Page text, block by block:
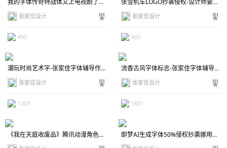
我的字体传奇特战体又上电视剧了《危险关系》剧名
张家佳设计
490
张雪机车LOGO抄袭侵权-设计师要知道3个重要的知识
张家佳设计
603
潮玩时尚艺术字-张家佳字体辅导作业笔记
张家佳设计
1303
流香古风字体标志-张家佳字体辅导作业笔记
张家佳设计
1601
《我在天庭收废品》腾讯动漫角色名字的是我的字体传奇特战体 即梦AI生成字体50%侵权抄袭挪用字体设计师作品！